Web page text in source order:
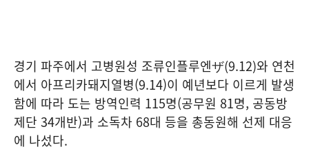
경기 파주에서 고병원성 조류인플루엔ザ(9.12)와 연천
에서 아프리카돼지열병(9.14)이 예년보다 이르게 발생
함에 따라 도는 방역인력 115명(공무원 81명, 공동방
제단 34개반)과 소독차 68대 등을 총동원해 선제 대응
에 나섰다.